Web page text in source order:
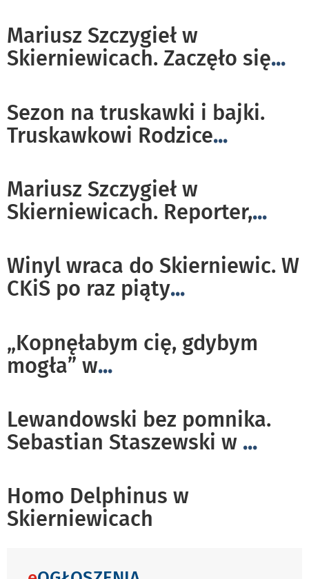
Mariusz Szczygieł w
Skierniewicach. Zaczęło się...
Sezon na truskawki i bajki.
Truskawkowi Rodzice...
Mariusz Szczygieł w
Skierniewicach. Reporter,...
Winyl wraca do Skierniewic. W
CKiS po raz piąty...
„Kopnęłabym cię, gdybym
mogła” w...
Lewandowski bez pomnika.
Sebastian Staszewski w ...
Homo Delphinus w
Skierniewicach